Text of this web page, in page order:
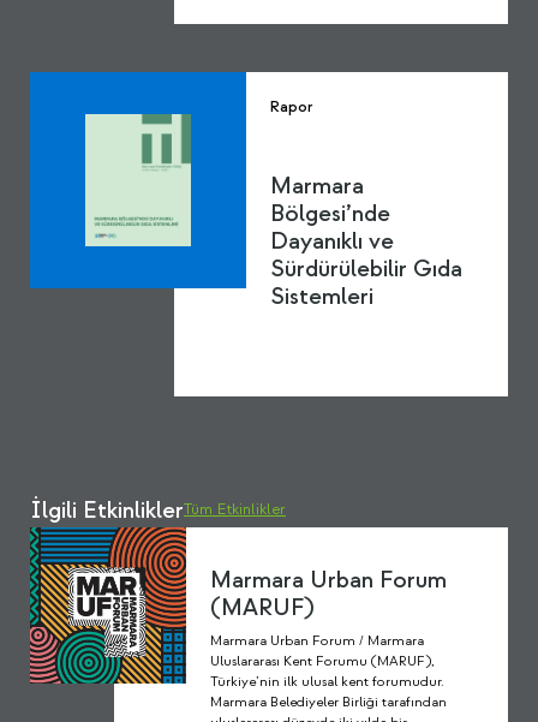
Rapor
Marmara
Bölgesi’nde
Dayanıklı ve
Sürdürülebilir Gıda
Sistemleri
İlgili EtkinliklerTüm Etkinlikler
Marmara Urban Forum
(MARUF)
Marmara Urban Forum / Marmara
Uluslararası Kent Forumu (MARUF),
Türkiye’nin ilk ulusal kent forumudur.
Marmara Belediyeler Birliği tarafından